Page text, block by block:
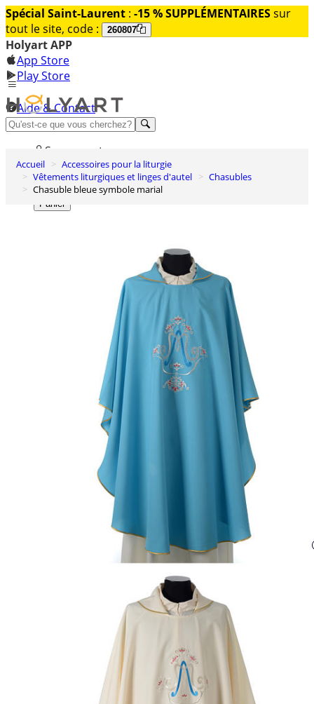
Spécial Saint-Laurent : -15 % SUPPLÉMENTAIRESsur
tout le site, code :
260807
Holyart APP
App Store
Play Store
Aide & Contact
Découvrez Premium
Se connecter
Liste des envies
0
Panier
Accueil
Accessoires pour la liturgie
Vêtements liturgiques et linges d'autel
Chasubles
Chasuble bleue symbole marial